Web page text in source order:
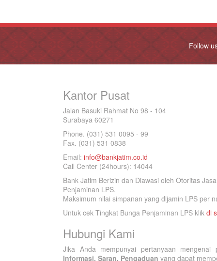
Follow
Kantor Pusat
Jalan Basuki Rahmat No 98 - 104
Surabaya 60271
Phone. (031) 531 0095 - 99
Fax. (031) 531 0838
Email: info@bankjatim.co.id
Call Center (24hours): 14044
Bank Jatim Berizin dan Diawasi oleh Otoritas
Penjaminan LPS.
Maksimum nilai simpanan yang dijamin LPS per
Untuk cek Tingkat Bunga Penjaminan LPS klik di
Hubungi Kami
Jika Anda mempunyai pertanyaan
Informasi, Saran, Pengaduan yang dapat